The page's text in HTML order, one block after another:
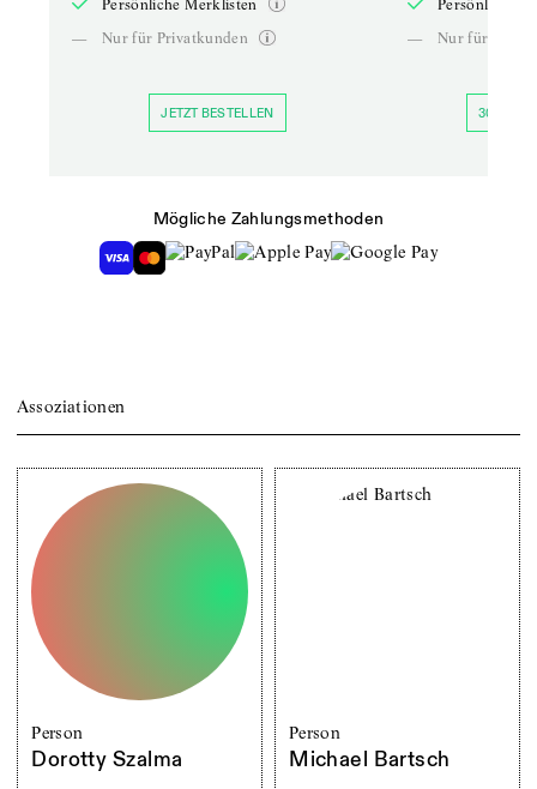
Persönliche Merklisten
—
Nur für Privatkunden
JETZT BESTELLEN
Persönliche
—
Nur für
30 TAGE
Mögliche Zahlungsmethoden
Assoziationen
Person
Dorotty Szalma
Person
Michael Bartsch